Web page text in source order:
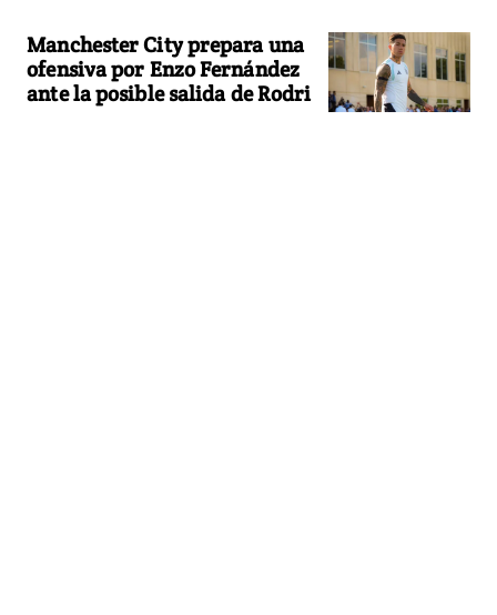
Manchester City prepara una
ofensiva por Enzo Fernández
ante la posible salida de Rodri